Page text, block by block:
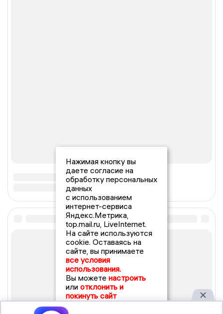
Нажимая кнопку вы
даете согласие на
обработку персональных
данных
с использованием
интернет-сервиса
Яндекс.Метрика,
top.mail.ru, LiveInternet.
На сайте используются
cookie. Оставаясь на
сайте, вы принимаете
все условия
использования.
Вы можете настроить
или отклонить и
покинуть сайт